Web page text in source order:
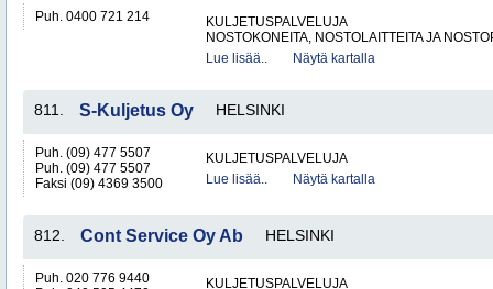
Puh. 0400 721 214
KULJETUSPALVELUJA
NOSTOKONEITA, NOSTOLAITTEITA JA
Lue lisää..
Näytä kartalla
811. S-Kuljetus Oy HELSINKI
Puh. (09) 477 5507
Puh. (09) 477 5507
Faksi (09) 4369 3500
KULJETUSPALVELUJA
Lue lisää..
Näytä kartalla
812. Cont Service Oy Ab HELSINKI
Puh. 020 776 9440
KULJETUSPALVELUJA